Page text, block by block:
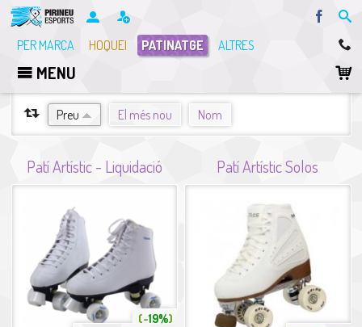
PER MARCA
HOQUEI PATINATGE ALTRES
MENU
ORDENA PER
Preu El més nou Nom
Patí Artístic - Liquidació
19%
Patí Artístic Solos